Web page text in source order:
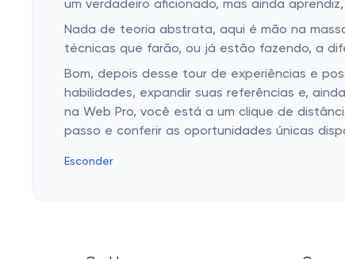
um verdadeiro aficionado, mas ainda
Nada de teoria abstrata, aqui é mão na
técnicas que farão, ou já estão fazendo, a
Bom, depois desse tour de experiências e
habilidades, expandir suas referências e,
na Web Pro, você está a um clique de
passo e conferir as oportunidades únicas
Esconder